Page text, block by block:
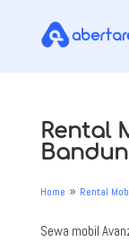
Rental
Home 9 Rental
Sewa mobil